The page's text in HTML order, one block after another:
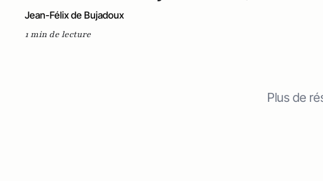
Jean-Félix de Bujadoux
1 min de lecture
Plus de